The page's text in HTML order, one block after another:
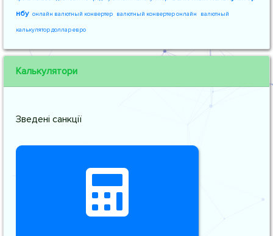
нбу онлайн валютный конвертер валютный конвертер онлайн валютный
калькулятор доллар евро
Калькулятори
Зведені санкції